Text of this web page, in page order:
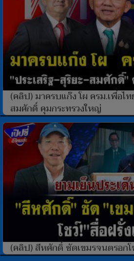
(คลิป) มาครบแก๊ง โผ ครม.เพื่อไ
สมศักดิ์ คุมกระทรวงใหญ่
(คลิป) สีหศักดิ์ ซัดเขมรจนตรอกโ